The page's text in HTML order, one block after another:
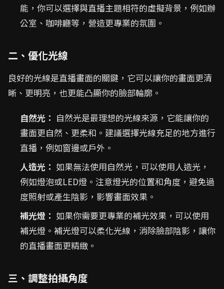
能，你可以選擇與直播主題相符的虛擬背景，例如辦
公室、咖啡廳等，營造更專業的氛圍。
二、優化光線
良好的光線是直播畫面的關鍵，它可以讓你的畫面更清
晰、更明亮，也更能凸顯你的臉部輪廓。
自然光： 自然光是最理想的光線來源，它能讓你的
畫面更自然、更柔和。建議選擇光線充足的地方進行
直播，例如窗邊或戶外。
人造光： 如果無法使用自然光，可以使用人造光，
例如燈泡或LED燈。注意燈光的位置和角度，避免過
度照射或產生陰影，影響畫面效果。
補光燈： 如果你需要更專業的補光效果，可以使用
補光燈。補光燈可以柔化光線，消除臉部陰影，讓你
的直播畫面更精緻。
三、調整拍攝角度